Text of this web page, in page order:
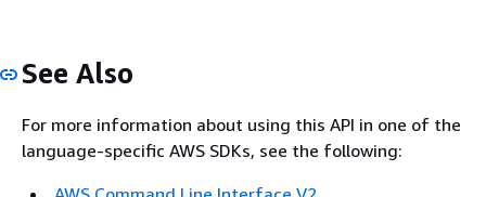
See Also
For more information about using this API in one of the
language-specific AWS SDKs, see the following: